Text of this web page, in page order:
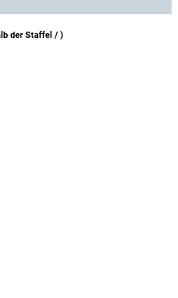
der Staffel / )